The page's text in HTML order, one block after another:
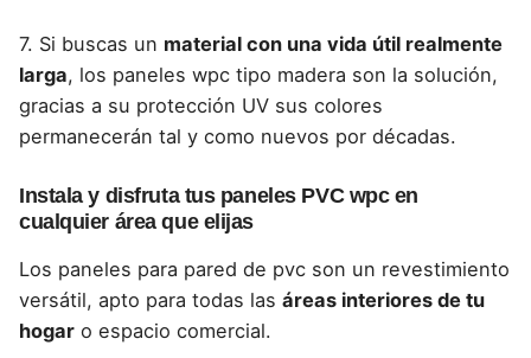
7. Si buscas un material con una vida útil realmente
larga, los paneles wpc tipo madera son la solución,
gracias a su protección UV sus colores
permanecerán tal y como nuevos por décadas.
Instala y disfruta tus paneles PVC wpc en
cualquier área que elijas
Los paneles para pared de pvc son un revestimiento
versátil, apto para todas las áreas interiores de tu
hogar o espacio comercial.